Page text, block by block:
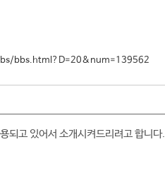
bbs.html?D=20&num=139562
되고 있어서 소개시켜드리려고 합니다.